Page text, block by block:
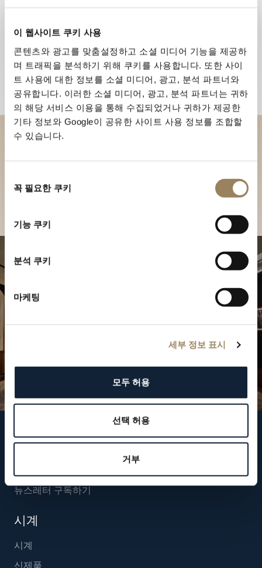
이 웹사이트 쿠키 사용
콘텐츠와 광고를 맞춤설정하고 소셜 미디어 기능을 제공하
며 트래픽을 분석하기 위해 쿠키를 사용합니다. 또한 사이
트 사용에 대한 정보를 소셜 미디어, 광고, 분석 파트너와
공유합니다. 이러한 소셜 미디어, 광고, 분석 파트너는 귀하
의 해당 서비스 이용을 통해 수집되었거나 귀하가 제공한
기타 정보와 Google이 공유한 사이트 사용 정보를 조합할
수 있습니다.
꼭 필요한 쿠키
기능 쿠키
분석 쿠키
마케팅
세부 정보 표시
모두 허용
선택 허용
거부
브레게 팔로우하기
뉴스레터 구독하기
시계
시계
신제품